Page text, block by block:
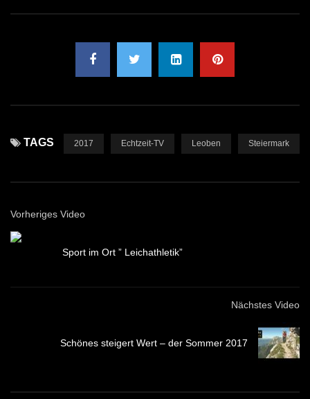
TAGS 2017 Echtzeit-TV Leoben Steiermark
Vorheriges Video
Sport im Ort ” Leichathletik”
Nächstes Video
Schönes steigert Wert – der Sommer 2017